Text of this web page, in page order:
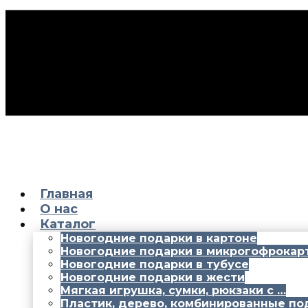
Главная
О нас
Каталог
Новогодние подарки в картоне
Новогодние подарки в
Новогодние подарки в тубусе
Новогодние подарки в жести
Мягкая игрушка, сумки, рюкзаки с …
Пластик, дерево, комбинированные